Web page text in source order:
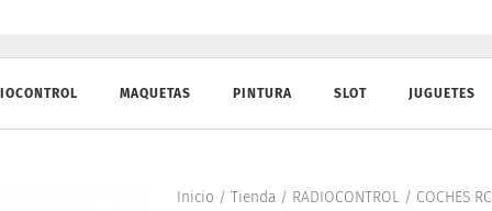
MAQUETAS PINTURA SLOT JUGUETES
Inicio / Tienda/ RADIOCONTROL/ COCHES RC